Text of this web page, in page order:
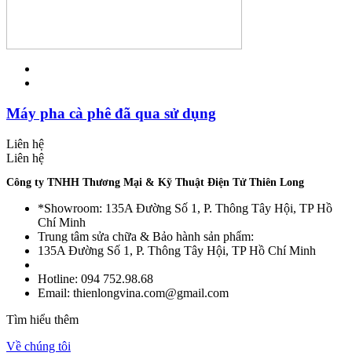
Máy pha cà phê đã qua sử dụng
Liên hệ
Liên hệ
Công ty TNHH Thương Mại & Kỹ Thuật Điện Tử Thiên Long
*Showroom: 135A Đường Số 1, P. Thông Tây Hội, TP Hồ
Chí Minh
Trung tâm sửa chữa & Bảo hành sản phẩm:
135A Đường Số 1, P. Thông Tây Hội, TP Hồ Chí Minh
Hotline: 094 752.98.68
Email: thienlongvina.com@gmail.com
Tìm hiểu thêm
Về chúng tôi